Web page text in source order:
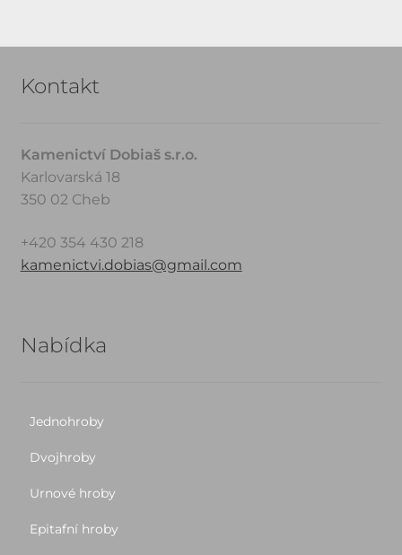
Kontakt
Kamenictví Dobiaš s.r.o.
Karlovarská 18
350 02 Cheb
+420 354 430 218
kamenictvi.dobias@gmail.com
Nabídka
Jednohroby
Dvojhroby
Urnové hroby
Epitafní hroby